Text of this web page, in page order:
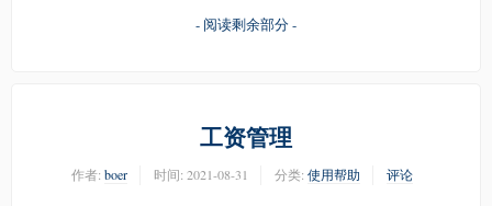
- 阅读剩余部分 -
工资管理
作者: boer 时间: 2021-08-31 分类: 使用帮助 评论